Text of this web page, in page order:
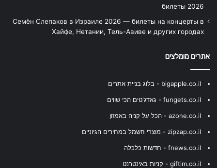
билеты 2026
Семён Слепаков в Израиле 2026 — билеты на концерты в
Хайфе, Нетании, Тель-Авиве и других городах
אתרים מומלצים
bigapple.co.il - בלוג בניית אתרים
fungets.co.il - גאדג'טים הכי שווים
azone.co.il - הכל על קניה באמזון
zipzap.co.il - מוצרי חשמל במחירים הגיוניים
fnews.co.il - חדשות כלכלה
giftim.co.il - קניות באינטרנט